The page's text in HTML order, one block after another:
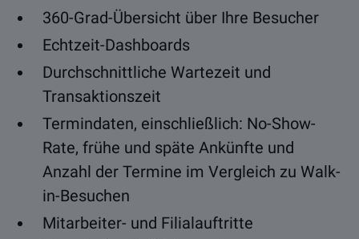
360-Grad-Übersicht über Ihre Besucher
Echtzeit-Dashboards
Durchschnittliche Wartezeit und
Transaktionszeit
Termindaten, einschließlich: No-Show-
Rate, frühe und späte Ankünfte und
Anzahl der Termine im Vergleich zu Walk-
in-Besuchen
Mitarbeiter- und Filialauftritte